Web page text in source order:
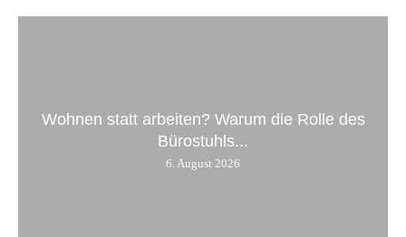
Wohnen statt arbeiten? Warum die Rolle des
Bürostuhls...
6. August 2026